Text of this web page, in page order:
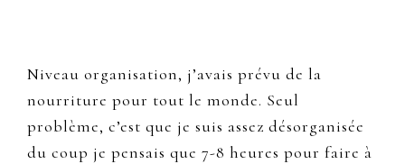
Niveau organisation, j’avais prévu de la
nourriture pour tout le monde. Seul
problème, c’est que je suis assez désorganisée
du coup je pensais que 7-8 heures pour faire à